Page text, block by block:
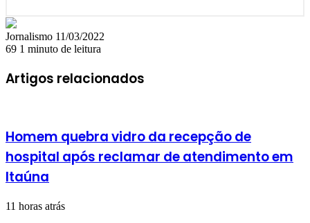
Jornalismo Mande
um
mail
11/03/2022
69 1 minuto de leitura
Artigos relacionados
Homem quebra vidro da recepção de
hospital após reclamar de atendimento em
Itaúna
11 horas atrás